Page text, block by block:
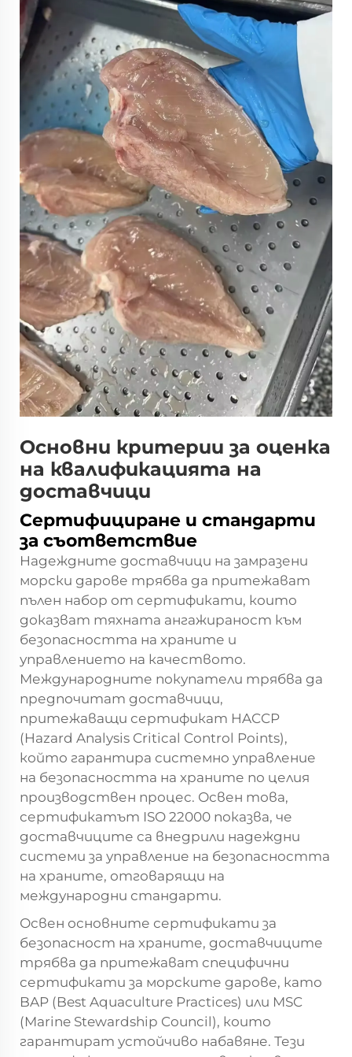
Основни критерии за оценка
на квалификацията на
доставчици
Сертифициране и стандарти
за съответствие
Надеждните доставчици на замразени
морски дарове трябва да притежават
пълен набор от сертификати, които
доказват тяхната ангажираност към
безопасността на храните и
управлението на качеството.
Международните покупатели трябва да
предпочитат доставчици,
притежаващи сертификат HACCP
(Hazard Analysis Critical Control Points),
който гарантира системно управление
на безопасността на храните по целия
производствен процес. Освен това,
сертификатът ISO 22000 показва, че
доставчиците са внедрили надеждни
системи за управление на безопасността
на храните, отговарящи на
международни стандарти.
Освен основните сертификати за
безопасност на храните, доставчиците
трябва да притежават специфични
сертификати за морските дарове, като
BAP (Best Aquaculture Practices) или MSC
(Marine Stewardship Council), които
гарантират устойчиво набавяне. Тези